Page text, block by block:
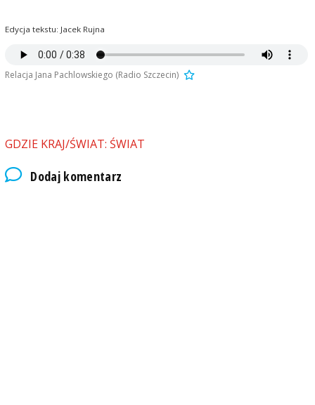
Edycja tekstu: Jacek Rujna
Relacja Jana Pachlowskiego (Radio Szczecin)
GDZIE KRAJ/ŚWIAT: ŚWIAT
Dodaj komentarz